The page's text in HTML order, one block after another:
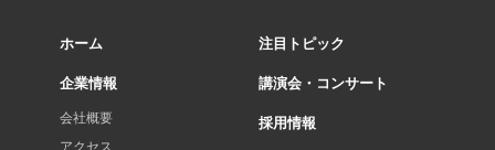
ホーム
企業情報
会社概要
アクセス
注目トピック
講演会・コンサート
採用情報